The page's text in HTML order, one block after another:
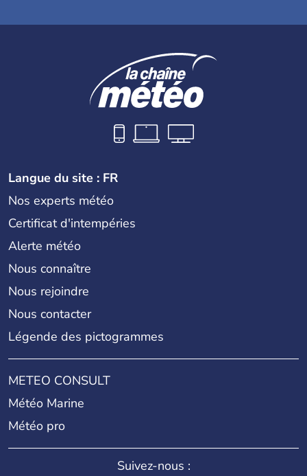
Langue du site : FR
Nos experts météo
Certificat d'intempéries
Alerte météo
Nous connaître
Nous rejoindre
Nous contacter
Légende des pictogrammes
METEO CONSULT
Météo Marine
Météo pro
Suivez-nous :